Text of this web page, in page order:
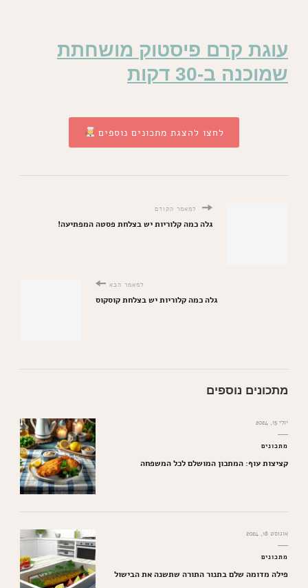
עוגת קרם פיסטוק מושחתת
שמוכנה ב-30 דקות
לחצו להצגת מתכונים נוספים
למאמר הקודם
גלה כמה קלוריות יש בצלחת פסטה המפתיעה!
למאמר הבא
גלה כמה קלוריות יש בצלחת קוסקוס
מתכונים נוספים
יולי 15, 2024
מתכונים
קציצות עוף: המתכון המושלם לכל המשפחה
אוגוסט 18, 2024
מתכונים
פילה מדומה שלם בתנור התורה שתשנה את הבישול